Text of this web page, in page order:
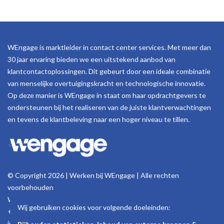
WEngage is marktleider in contact center services. Met meer dan
30 jaar ervaring bieden we een uitstekend aanbod van
klantcontactoplossingen. Dit gebeurt door een ideale combinatie
van menselijke overtuigingskracht en technologische innovatie.
Op deze manier is WEngage in staat om haar opdrachtgevers te
ondersteunen bij het realiseren van de juiste klantverwachtingen
en tevens de klantbeleving naar een hoger niveau te tillen.
© Copyright 2026 | Werken bij WEngage | Alle rechten
voorbehouden
Woluwelaan 158, 1831 Machelen - België
+32 (0)2 723 18 11
Wij gebruiken cookies voor volgende doeleinden: